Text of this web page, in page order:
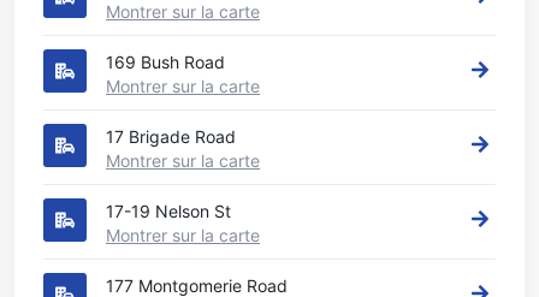
Montrer sur la carte
169 Bush Road
Montrer sur la carte
17 Brigade Road
Montrer sur la carte
17-19 Nelson St
Montrer sur la carte
177 Montgomerie Road